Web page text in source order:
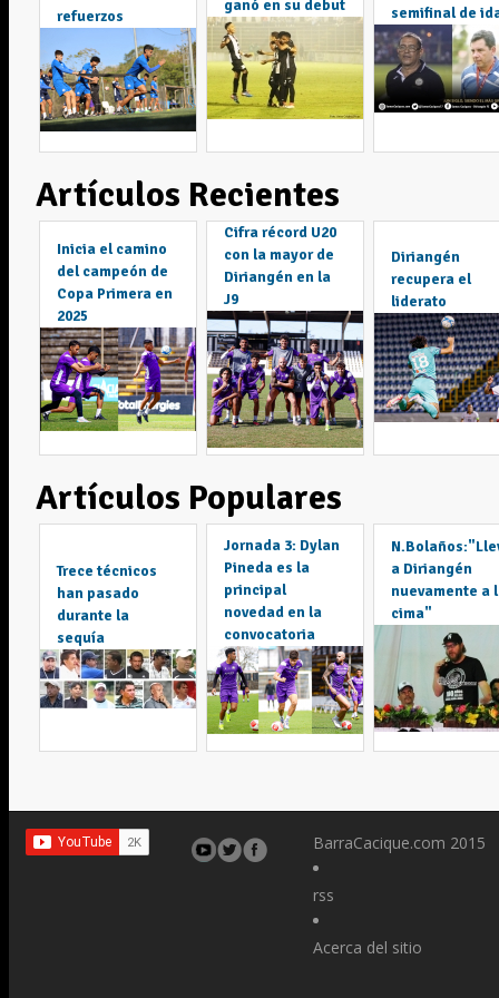
refuerzos
ganó en su debut
semifinal de
Artículos Recientes
Inicia el camino
del campeón de
Copa Primera en
2025
Cifra récord U20
con la mayor de
Diriangén en la
J9
Diriangén
recupera el
liderato
Artículos Populares
Trece técnicos
han pasado
durante la
sequía
Jornada 3: Dylan
Pineda es la
principal
novedad en la
convocatoria
a Diriangén
nuevamente a
cima"
BarraCacique.com 2015
rss
Acerca del sitio